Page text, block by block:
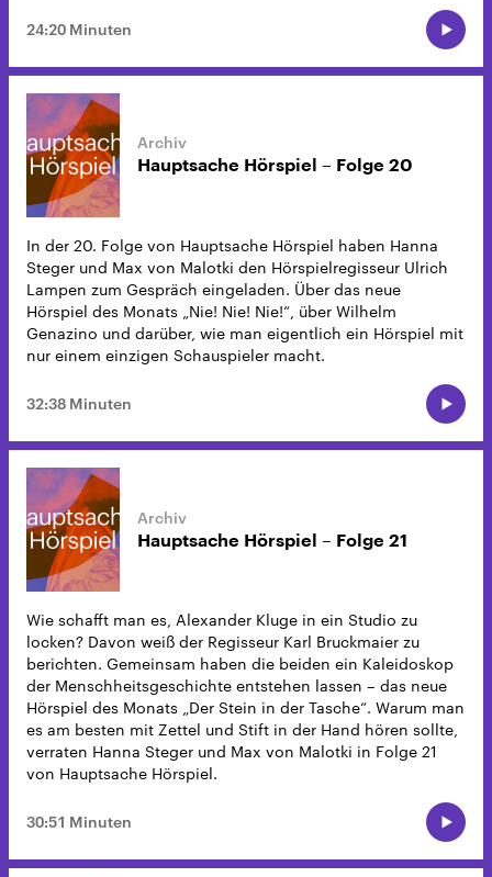
24:20 Minuten
Hauptsache Hörspiel – Folge 20
In der 20. Folge von Hauptsache Hörspiel haben Hanna
Steger und Max von Malotki den Hörspielregisseur Ulrich
Lampen zum Gespräch eingeladen. Über das neue
Hörspiel des Monats „Nie! Nie! Nie!“, über Wilhelm
Genazino und darüber, wie man eigentlich ein Hörspiel mit
nur einem einzigen Schauspieler macht.
32:38 Minuten
Hauptsache Hörspiel – Folge 21
Wie schafft man es, Alexander Kluge in ein Studio zu
locken? Davon weiß der Regisseur Karl Bruckmaier zu
berichten. Gemeinsam haben die beiden ein Kaleidoskop
der Menschheitsgeschichte entstehen lassen – das neue
Hörspiel des Monats „Der Stein in der Tasche“. Warum man
es am besten mit Zettel und Stift in der Hand hören sollte,
verraten Hanna Steger und Max von Malotki in Folge 21
von Hauptsache Hörspiel.
30:51 Minuten